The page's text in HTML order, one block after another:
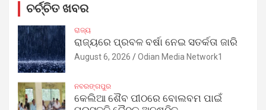
ଚର୍ଚ୍ଚିତ ଖବର
ରାଜ୍ୟ
ରାଜ୍ୟରେ ପ୍ରବଳ ବର୍ଷା ନେଇ ସତର୍କତା ଜାରି
August 6, 2026 Odian Media Network1
ନବରଙ୍ଗପୁର
କେଲିଆ ଶୈବ ପୀଠରେ ବୋଲବମ ପାଇଁ